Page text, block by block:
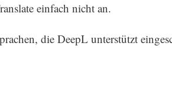
einfach nicht an.
die DeepL unterstützt